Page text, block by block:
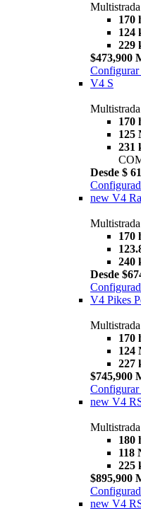
170
124
229
$473,900
Configurar
V4 S
170
125
231
Desde $
new V4
170
240
Desde
V4 Pikes
170
124
227
$745,900
Configurar
new V4
180
118
225
$895,900
new V4